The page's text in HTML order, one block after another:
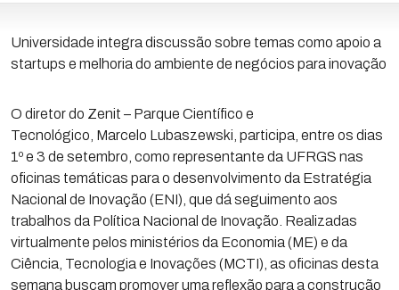
Universidade integra discussão sobre temas como apoio a
startups e melhoria do ambiente de negócios para inovação
O diretor do Zenit – Parque Científico e
Tecnológico, Marcelo Lubaszewski, participa, entre os dias
1º e 3 de setembro, como representante da UFRGS nas
oficinas temáticas para o desenvolvimento da Estratégia
Nacional de Inovação (ENI), que dá seguimento aos
trabalhos da Política Nacional de Inovação. Realizadas
virtualmente pelos ministérios da Economia (ME) e da
Ciência, Tecnologia e Inovações (MCTI), as oficinas desta
semana buscam promover uma reflexão para a construção